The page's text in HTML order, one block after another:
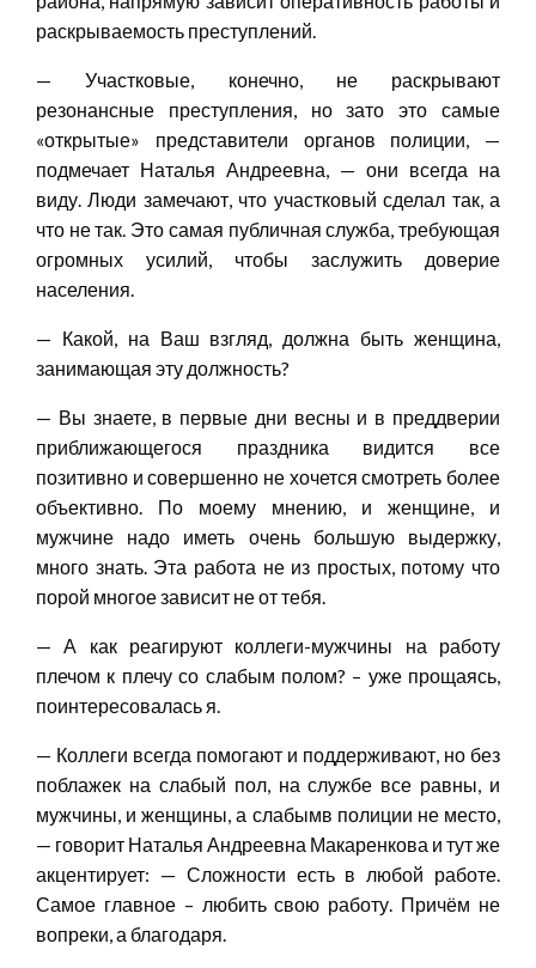
раскрываемость преступлений.
— Участковые, конечно, не раскрывают
резонансные преступления, но зато это самые
«открытые» представители органов полиции, —
подмечает Наталья Андреевна, — они всегда на
виду. Люди замечают, что участковый сделал так, а
что не так. Это самая публичная служба, требующая
огромных усилий, чтобы заслужить доверие
населения.
— Какой, на Ваш взгляд, должна быть женщина,
занимающая эту должность?
— Вы знаете, в первые дни весны и в преддверии
приближающегося праздника видится все
позитивно и совершенно не хочется смотреть более
объективно. По моему мнению, и женщине, и
мужчине надо иметь очень большую выдержку,
много знать. Эта работа не из простых, потому что
порой многое зависит не от тебя.
— А как реагируют коллеги-мужчины на работу
плечом к плечу со слабым полом? – уже прощаясь,
поинтересовалась я.
— Коллеги всегда помогают и поддерживают, но без
поблажек на слабый пол, на службе все равны, и
мужчины, и женщины, а слабымв полиции не место,
— говорит Наталья Андреевна Макаренкова и тут же
акцентирует: — Сложности есть в любой работе.
Самое главное – любить свою работу. Причём не
вопреки, а благодаря.